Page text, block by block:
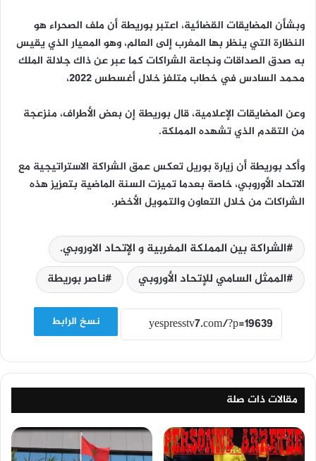
وبشأن المضايقات القضائية، اعتبر بوريطة أن ملف الصحراء هو
النظارة التي ينظر بها المغرب إلى العالم، وهو المعيار الذي يقيس
به صدق الصداقات ونجاعة الشراكات كما عبر عن ذاك جلالة الملك
محمد السادس في خطاب متلفز خلال أغسطس 2022،
وعن المضايقات الإعلامية، قال بوريطة إن بعض الأطراف، منزعجة
من التقدم الذي تشهده المملكة.
وأكد بوريطة أن زيارة بوريل تعكس عمق الشراكة الاستراتيجية مع
الاتحاد الأوروبي، خاصة بعدما تميزت السنة الماضية بتعزيز هذه
الشراكات من خلال التعاون والتمويل الأخضر.
الشراكة بين المملكة المغربية و الإتحاد الاوروبي.
الممثل السامي للإتحاد الأوروبي
ناصر بوريطة
نسخ الرابط
مقالات ذات صلة